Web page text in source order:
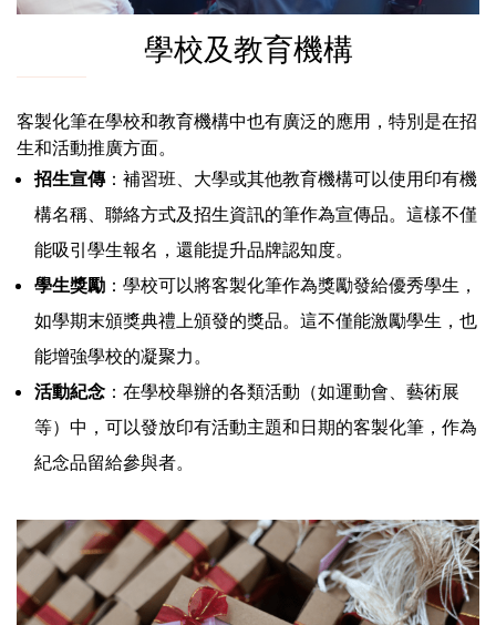
學校及教育機構
客製化筆在學校和教育機構中也有廣泛的應用，特別是在招
生和活動推廣方面。
招生宣傳：補習班、大學或其他教育機構可以使用印有機
構名稱、聯絡方式及招生資訊的筆作為宣傳品。這樣不僅
能吸引學生報名，還能提升品牌認知度。
學生獎勵 ：學校可以將客製化筆作為獎勵發給優秀學生，
如學期末頒獎典禮上頒發的獎品。這不僅能激勵學生，也
能增強學校的凝聚力。
活動紀念 ：在學校舉辦的各類活動（如運動會、藝術展
等）中，可以發放印有活動主題和日期的客製化筆，作為
紀念品留給參與者。